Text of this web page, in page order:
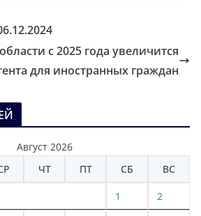
с 2025 года увеличится
для иностранных граждан
Август 2026
ЧТ ПТ СБ ВС
1 2